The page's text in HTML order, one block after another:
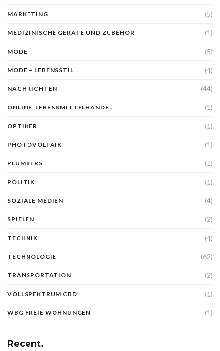
MARKETING (5)
MEDIZINISCHE GERÄTE UND ZUBEHÖR (1)
MODE (5)
MODE – LEBENSSTIL (4)
NACHRICHTEN (44)
ONLINE-LEBENSMITTELHANDEL (1)
OPTIKER (1)
PHOTOVOLTAIK (1)
PLUMBERS (1)
POLITIK (1)
SOZIALE MEDIEN (4)
SPIELEN (2)
TECHNIK (4)
TECHNOLOGIE (62)
TRANSPORTATION (2)
VOLLSPEKTRUM CBD (1)
WBG FREIE WOHNUNGEN (1)
Recent.